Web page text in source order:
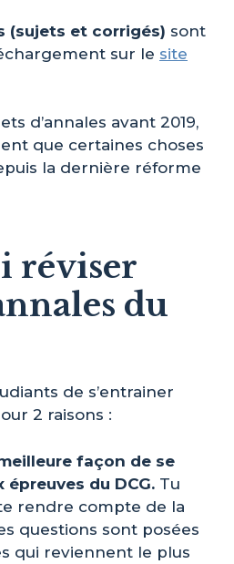
(sujets et corrigés) sont
sur le site
d’annales avant 2019,
que certaines choses
la dernière réforme
réviser
du
de s’entrainer
2 raisons :
façon de se
épreuves du DCG. Tu
rendre compte de la
questions sont posées
qui reviennent le plus